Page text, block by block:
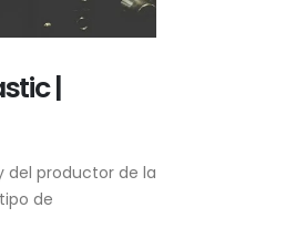
|
del productor de la
de